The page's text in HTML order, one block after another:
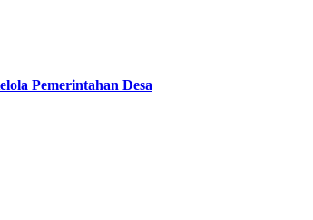
Pemerintahan Desa